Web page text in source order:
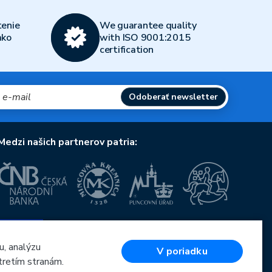
We guarantee quality
with ISO 9001:2015
certification
Odoberať newsletter
našich partnerov patria:
OP Podnikanie a inovácie pre konkurencieschopnosť
Európska únia
Európsky fond pre regionálny rozvoj
analýzu
stranám.
V poriadku